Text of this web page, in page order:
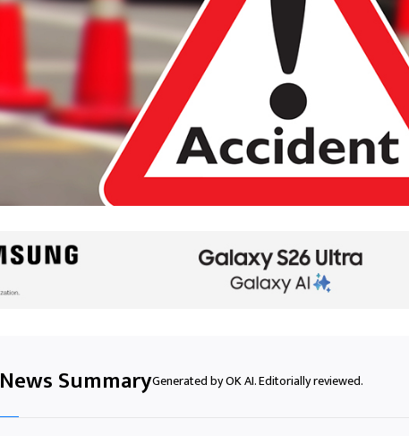
News SummaryGenerated by OK AI. Editorially reviewed.